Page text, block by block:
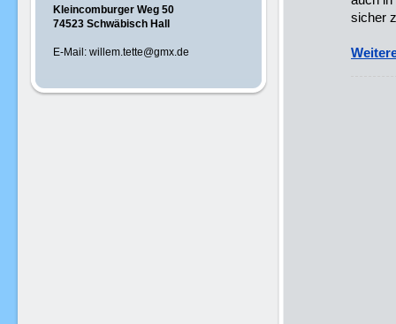
sicher
Kleincomburger Weg 50
74523 Schwäbisch Hall
E-Mail: willem.tette@gmx.de